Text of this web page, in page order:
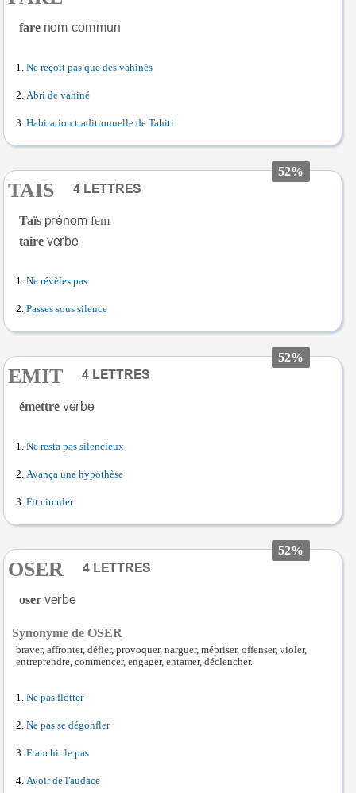
fare
Ne reçoit pas que des vahinés
Abri de vahiné
Habitation traditionnelle de Tahiti
52%
TAIS
Taïs
fem
taire
Ne révèles pas
Passes sous silence
52%
EMIT
émettre
Ne resta pas silencieux
Avança une hypothèse
Fit circuler
52%
OSER
oser
Synonyme de OSER
braver, affronter, défier, provoquer, narguer, mépriser, offenser, violer,
entreprendre, commencer, engager, entamer, déclencher.
Ne pas flotter
Ne pas se dégonfler
Franchir le pas
Avoir de l'audace